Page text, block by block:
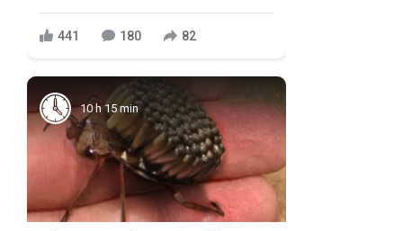
441 180 82
10 h 15 min